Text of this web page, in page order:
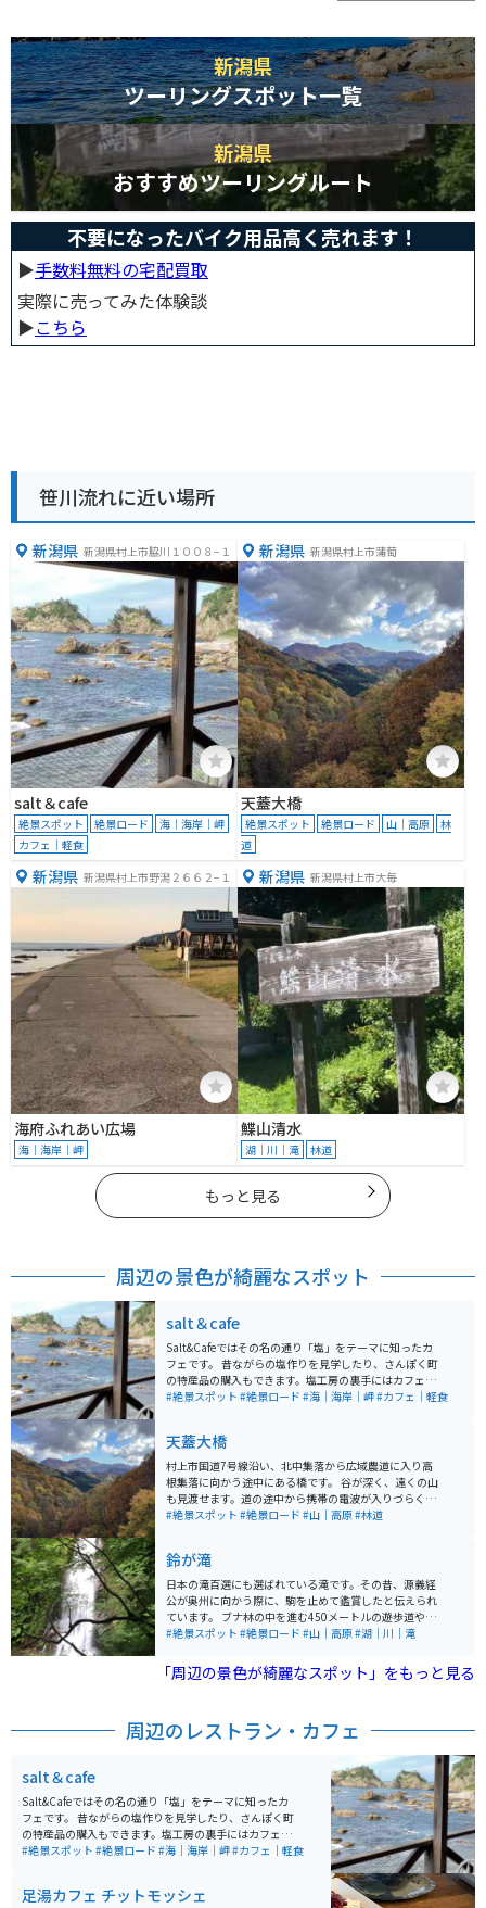
新潟県
ツーリングスポット一覧
新潟県
おすすめツーリングルート
不要になったバイク用品高く売れます！
▶︎手数料無料の宅配買取
実際に売ってみた体験談
▶︎こちら
笹川流れに近い場所
新潟県 新潟県村上市脇川１００８−１
salt＆cafe
絶景スポット 絶景ロード
海｜海岸｜岬
カフェ｜軽食
新潟県 新潟県村上市蒲萄
天蓋大橋
絶景スポット 絶景ロード 山｜高原
林
道
新潟県 新潟県村上市野潟２６６２−１
海府ふれあい広場
海｜海岸｜岬
新潟県 新潟県村上市大毎
鰈山清水
湖｜川｜滝 林道
もっと見る
周辺の景色が綺麗なスポット
salt＆cafe
Salt&Cafeではその名の通り「塩」をテーマに知ったカ
フェです。 昔ながらの塩作りを見学したり、さんぽく町
の特産品の購入もできます。塩工房の裏手にはカフェが
併設されており、心地よい潮風をうけながらコーヒーブ
#絶景スポット #絶景ロード #海｜海岸｜岬#カフェ｜軽食
天蓋大橋
村上市国道7号線沿い、北中集落から広域農道に入り高
根集落に向かう途中にある橋です。 谷が深く、遠くの山
も見渡せます。道の途中から携帯の電波が入りづらくな
ります。 時期によっては猿・鹿・猪・熊など目撃情報は
#絶景スポット #絶景ロード #山｜高原#林道
鈴が滝
日本の滝百選にも選ばれている滝です。その昔、源義経
公が奥州に向かう際に、駒を止めて鑑賞したと伝えられ
ています。 ブナ林の中を進む450メートルの遊歩道や、
落差55メートル、幅10メートルの瀑布轟音は爽快です。
トル、幅5メートルの小滝は、その優雅さから滝の貴婦
人ともいえる存在です。 この2つの滝を中心に形成され
は大変ですが、バイクなら問題ありません。
#絶景スポット #絶景ロード #山｜高原#湖｜川｜滝
「周辺の景色が綺麗なスポット」をもっと見る
周辺のレストラン・カフェ
salt＆cafe
Salt&Cafeではその名の通り「塩」をテーマに知ったカ
フェです。 昔ながらの塩作りを見学したり、さんぽく町
の特産品の購入もできます。塩工房の裏手にはカフェが
併設されており、心地よい潮風をうけながらコーヒーブ
#絶景スポット #絶景ロード #海｜海岸｜岬#カフェ｜軽食
足湯カフェ チットモッシェ